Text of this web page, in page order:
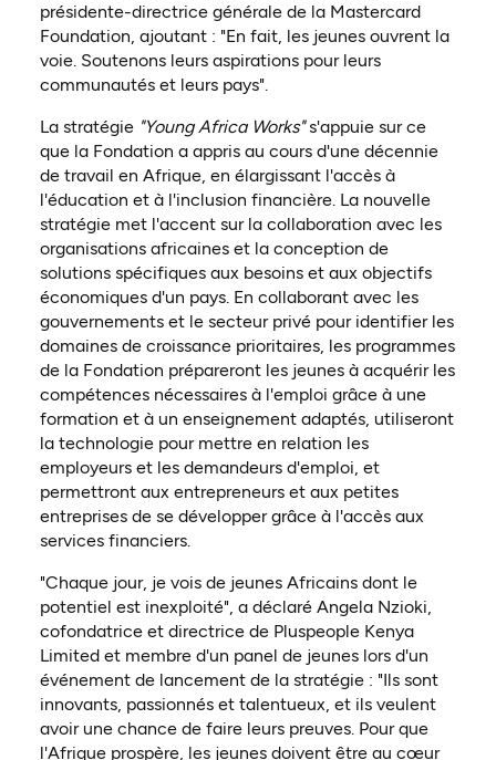
présidente-directrice générale de la Mastercard
Foundation, ajoutant : "En fait, les jeunes ouvrent la
voie. Soutenons leurs aspirations pour leurs
communautés et leurs pays".
La stratégie "Young Africa Works"s'appuie sur ce
que la Fondation a appris au cours d'une décennie
de travail en Afrique, en élargissant l'accès à
l'éducation et à l'inclusion financière. La nouvelle
stratégie met l'accent sur la collaboration avec les
organisations africaines et la conception de
solutions spécifiques aux besoins et aux objectifs
économiques d'un pays. En collaborant avec les
gouvernements et le secteur privé pour identifier les
domaines de croissance prioritaires, les programmes
de la Fondation prépareront les jeunes à acquérir les
compétences nécessaires à l'emploi grâce à une
formation et à un enseignement adaptés, utiliseront
la technologie pour mettre en relation les
employeurs et les demandeurs d'emploi, et
permettront aux entrepreneurs et aux petites
entreprises de se développer grâce à l'accès aux
services financiers.
"Chaque jour, je vois de jeunes Africains dont le
potentiel est inexploité", a déclaré Angela Nzioki,
cofondatrice et directrice de Pluspeople Kenya
Limited et membre d'un panel de jeunes lors d'un
événement de lancement de la stratégie : "Ils sont
innovants, passionnés et talentueux, et ils veulent
avoir une chance de faire leurs preuves. Pour que
l'Afrique prospère, les jeunes doivent être au cœur